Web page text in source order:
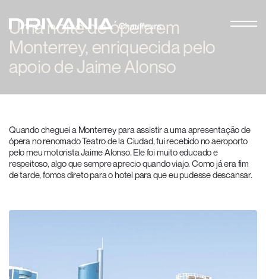
Uma noite de ópera em
Monterrey, enriquecida pelo
apoio de Jaime Alonso
Quando cheguei a Monterrey para assistir a uma apresentação de
ópera no renomado Teatro de la Ciudad, fui recebido no aeroporto
pelo meu motorista Jaime Alonso. Ele foi muito educado e
respeitoso, algo que sempre aprecio quando viajo. Como já era fim
de tarde, fomos direto para o hotel para que eu pudesse descansar.